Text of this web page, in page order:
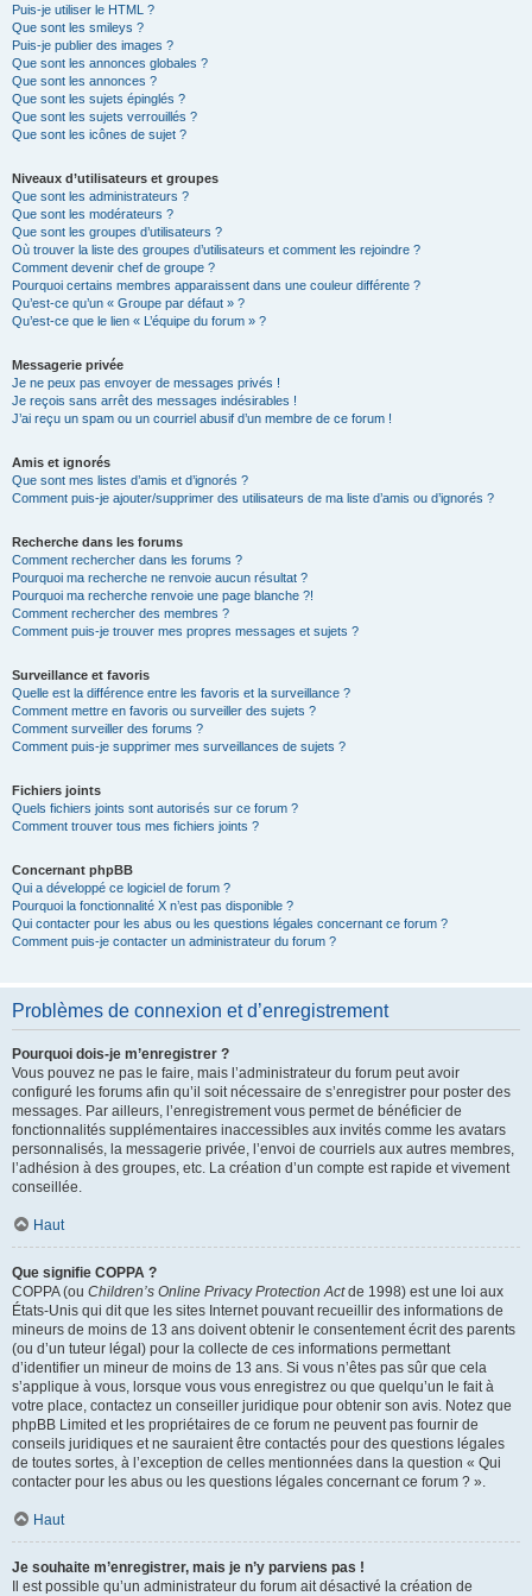
Puis-je utiliser le HTML ?
Que sont les smileys ?
Puis-je publier des images ?
Que sont les annonces globales ?
Que sont les annonces ?
Que sont les sujets épinglés ?
Que sont les sujets verrouillés ?
Que sont les icônes de sujet ?
Niveaux d’utilisateurs et groupes
Que sont les administrateurs ?
Que sont les modérateurs ?
Que sont les groupes d’utilisateurs ?
Où trouver la liste des groupes d’utilisateurs et comment les rejoindre ?
Comment devenir chef de groupe ?
Pourquoi certains membres apparaissent dans une couleur différente ?
Qu’est-ce qu’un « Groupe par défaut » ?
Qu’est-ce que le lien « L’équipe du forum » ?
Messagerie privée
Je ne peux pas envoyer de messages privés !
Je reçois sans arrêt des messages indésirables !
J’ai reçu un spam ou un courriel abusif d’un membre de ce forum !
Amis et ignorés
Que sont mes listes d’amis et d’ignorés ?
Comment puis-je ajouter/supprimer des utilisateurs de ma liste d’amis ou d’ignorés ?
Recherche dans les forums
Comment rechercher dans les forums ?
Pourquoi ma recherche ne renvoie aucun résultat ?
Pourquoi ma recherche renvoie une page blanche ?!
Comment rechercher des membres ?
Comment puis-je trouver mes propres messages et sujets ?
Surveillance et favoris
Quelle est la différence entre les favoris et la surveillance ?
Comment mettre en favoris ou surveiller des sujets ?
Comment surveiller des forums ?
Comment puis-je supprimer mes surveillances de sujets ?
Fichiers joints
Quels fichiers joints sont autorisés sur ce forum ?
Comment trouver tous mes fichiers joints ?
Concernant phpBB
Qui a développé ce logiciel de forum ?
Pourquoi la fonctionnalité X n’est pas disponible ?
Qui contacter pour les abus ou les questions légales concernant ce forum ?
Comment puis-je contacter un administrateur du forum ?
Problèmes de connexion et d’enregistrement
Pourquoi dois-je m’enregistrer ?
Vous pouvez ne pas le faire, mais l’administrateur du forum peut avoir
configuré les forums afin qu’il soit nécessaire de s’enregistrer pour poster des
messages. Par ailleurs, l’enregistrement vous permet de bénéficier de
fonctionnalités supplémentaires inaccessibles aux invités comme les avatars
personnalisés, la messagerie privée, l’envoi de courriels aux autres membres,
l’adhésion à des groupes, etc. La création d’un compte est rapide et vivement
conseillée.
Haut
Que signifie COPPA ?
COPPA (ou Children’s Online Privacy Protection Actde 1998) est une loi aux
États-Unis qui dit que les sites Internet pouvant recueillir des informations de
mineurs de moins de 13 ans doivent obtenir le consentement écrit des parents
(ou d’un tuteur légal) pour la collecte de ces informations permettant
d’identifier un mineur de moins de 13 ans. Si vous n’êtes pas sûr que cela
s’applique à vous, lorsque vous vous enregistrez ou que quelqu’un le fait à
votre place, contactez un conseiller juridique pour obtenir son avis. Notez que
phpBB Limited et les propriétaires de ce forum ne peuvent pas fournir de
conseils juridiques et ne sauraient être contactés pour des questions légales
de toutes sortes, à l’exception de celles mentionnées dans la question « Qui
contacter pour les abus ou les questions légales concernant ce forum ? ».
Haut
Je souhaite m’enregistrer, mais je n’y parviens pas !
Il est possible qu’un administrateur du forum ait désactivé la création de